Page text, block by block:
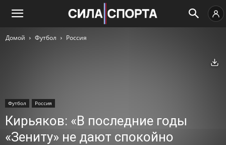
Домой Футбол Россия
Футбол Россия
Кирьяков: «В последние годы
«Зениту» не дают спокойно